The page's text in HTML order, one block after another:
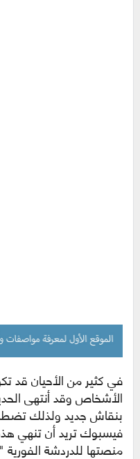
في كثير من الأحيان قد
الأشخاص وقد أنتهى
بنقاش جديد ولذلك تضطر
فيسبوك تريد أن تنهي
منصتها للدردشة